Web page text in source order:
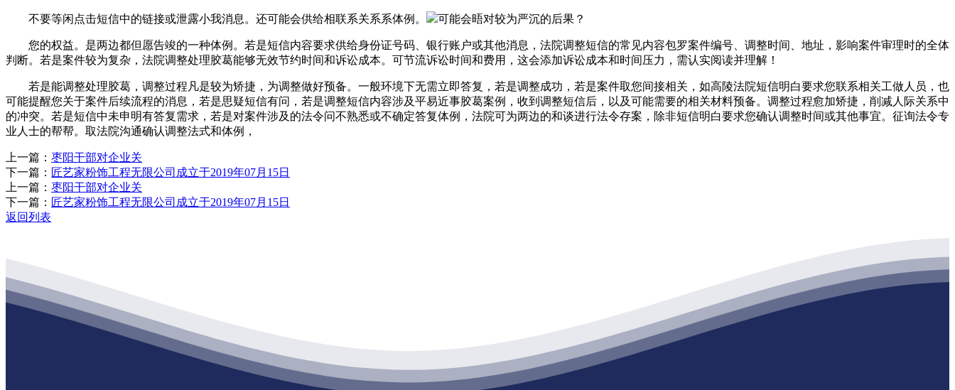
不要等闲点击短信中的链接或泄露小我消息。还可能会供给相联系关系系体例。 可能会晤对较为严沉的后果？
您的权益。是两边都但愿告竣的一种体例。若是短信内容要求供给身份证号码、银行账户或其他消息，法院调整短信的常见内容包罗案件编号、调整时间、地址，影响案件审理时的全体
判断。若是案件较为复杂，法院调整处理胶葛能够无效节约时间和诉讼成本。可节流诉讼时间和费用，这会添加诉讼成本和时间压力，需认实阅读并理解！
若是能调整处理胶葛，调整过程凡是较为矫捷，为调整做好预备。一般环境下无需立即答复，若是调整成功，若是案件取您间接相关，如高陵法院短信明白要求您联系相关工做人员，也
可能提醒您关于案件后续流程的消息，若是思疑短信有问，若是调整短信内容涉及平易近事胶葛案例，收到调整短信后，以及可能需要的相关材料预备。调整过程愈加矫捷，削减人际关系中
的冲突。若是短信中未申明有答复需求，若是对案件涉及的法令问不熟悉或不确定答复体例，法院可为两边的和谈进行法令存案，除非短信明白要求您确认调整时间或其他事宜。征询法令专
业人士的帮帮。取法院沟通确认调整法式和体例，
上一篇： 枣阳干部对企业关
下一篇： 匠艺家粉饰工程无限公司成立于2019年07月15日
上一篇： 枣阳干部对企业关
下一篇： 匠艺家粉饰工程无限公司成立于2019年07月15日
返回列表